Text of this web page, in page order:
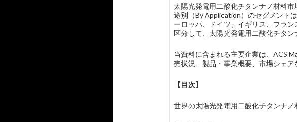
太陽光発電用二酸化チタンナノ材料
途別（By Application）のセグメント
ーロッパ、ドイツ、イギリス、フラ
区分して、太陽光発電用二酸化チタン
当資料に含まれる主要企業は、ACS
売状況、製品・事業概要、市場シェア
【目次】
世界の太陽光発電用二酸化チタンナ